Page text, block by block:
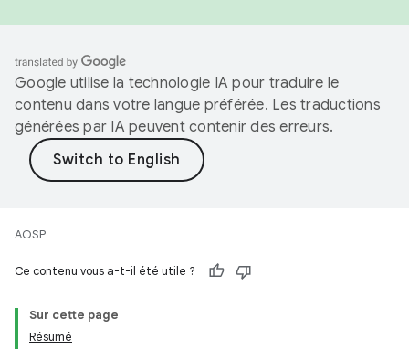
Google utilise la technologie IA pour traduire le
contenu dans votre langue préférée. Les traductions
générées par IA peuvent contenir des erreurs.
AOSP
Ce contenu vous a-t-il été utile ?
Sur cette page
Résumé